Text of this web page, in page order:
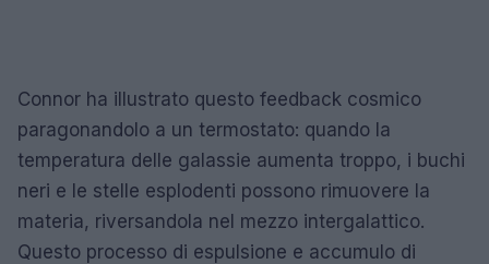
Connor ha illustrato questo feedback cosmico
paragonandolo a un termostato: quando la
temperatura delle galassie aumenta troppo, i buchi
neri e le stelle esplodenti possono rimuovere la
materia, riversandola nel mezzo intergalattico.
Questo processo di espulsione e accumulo di